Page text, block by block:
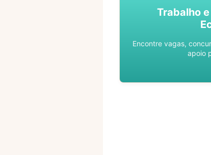
Trabalho
Encontre vagas,
apoio